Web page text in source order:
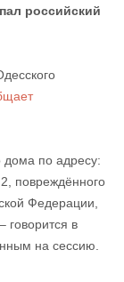
российский
дома по адресу:
повреждённого
Федерации,
говорится в
на сессию.